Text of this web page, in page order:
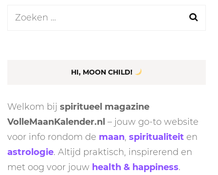
Zoeken
HI, MOON CHILD!
Welkom bij spiritueel magazine
VolleMaanKalender.nl – jouw go-to website
voor info rondom de maan, spiritualiteit en
astrologie. Altijd praktisch, inspirerend en
met oog voor jouw health & happiness.